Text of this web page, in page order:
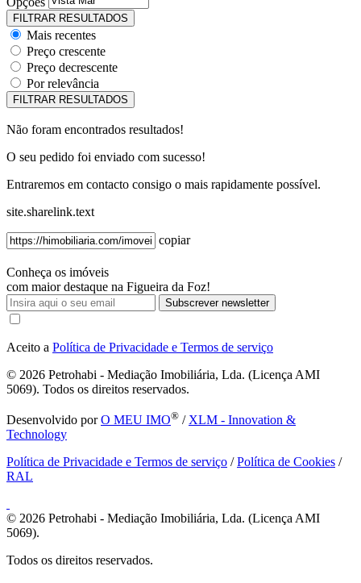
Mais recentes
Preço crescente
Preço decrescente
Por relevância
Não foram encontrados resultados!
O seu pedido foi enviado com sucesso!
Entraremos em contacto consigo o mais rapidamente possível.
site.sharelink.text
copiar
Conheça os imóveis
com maior destaque na Figueira da Foz!
Subscrever newsletter
Aceito a Política de Privacidade e Termos de serviço
© 2026 Petrohabi - Mediação Imobiliária, Lda. (Licença AMI
5069). Todos os direitos reservados.
Desenvolvido porO MEU IMO® / XLM - Innovation &
Technology
Política de Privacidade e Termos de serviço /Política de Cookies /
RAL
© 2026 Petrohabi - Mediação Imobiliária, Lda. (Licença AMI
5069).
Todos os direitos reservados.